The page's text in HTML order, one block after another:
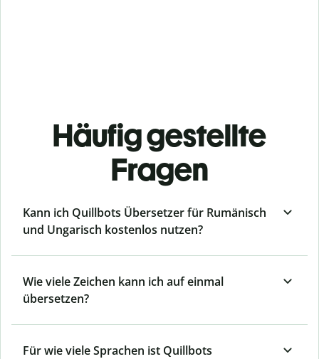
Häufig gestellte
Fragen
Kann ich Quillbots Übersetzer für Rumänisch
und Ungarisch kostenlos nutzen?
Wie viele Zeichen kann ich auf einmal
übersetzen?
Für wie viele Sprachen ist Quillbots